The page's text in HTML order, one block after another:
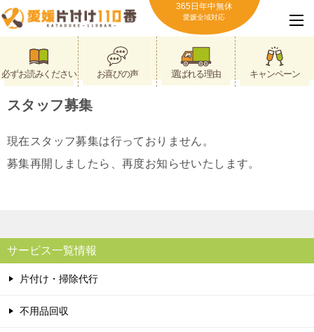
365日年中無休
愛媛全域対応
必ずお読みください お喜びの声 選ばれる理由 キャンペーン
スタッフ募集
現在スタッフ募集は行っておりません。
募集再開しましたら、再度お知らせいたします。
サービス一覧情報
片付け・掃除代行
不用品回収